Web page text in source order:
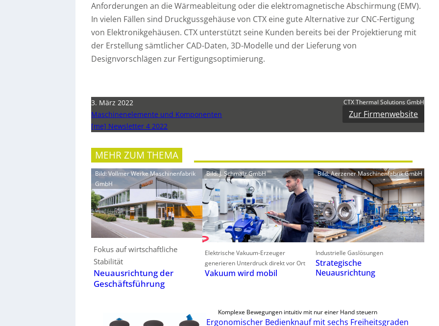
Anforderungen an die Wärmeableitung oder die elektromagnetische Abschirmung (EMV).
In vielen Fällen sind Druckgussgehäuse von CTX eine gute Alternative zur CNC-Fertigung
von Elektronikgehäusen. CTX unterstützt seine Kunden bereits bei der Projektierung mit
der Erstellung sämtlicher CAD-Daten, 3D-Modelle und der Lieferung von
Designvorschlägen zur Fertigungsoptimierung.
3. März 2022
Maschinenelemente und Komponenten
[me] Newsletter 4 2022
CTX Thermal Solutions GmbH
Zur Firmenwebsite
MEHR ZUM THEMA
Bild: Vollmer Werke Maschinenfabrik
GmbH
Fokus auf wirtschaftliche
Stabilität
Neuausrichtung der
Geschäftsführung
Bild: J. Schmalz GmbH
Elektrische Vakuum-Erzeuger
generieren Unterdruck direkt vor Ort
Vakuum wird mobil
Bild: Aerzener Maschinenfabrik GmbH
Industrielle Gaslösungen
Strategische
Neuausrichtung
Komplexe Bewegungen intuitiv mit nur einer Hand steuern
Ergonomischer Bedienknauf mit sechs Freiheitsgraden